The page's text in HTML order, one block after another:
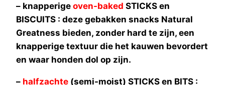
– knapperige oven-baked STICKS en
BISCUITS : deze gebakken snacks Natural
Greatness bieden, zonder hard te zijn, een
knapperige textuur die het kauwen bevordert
en waar honden dol op zijn.
– halfzachte (semi-moist) STICKS en BITS :